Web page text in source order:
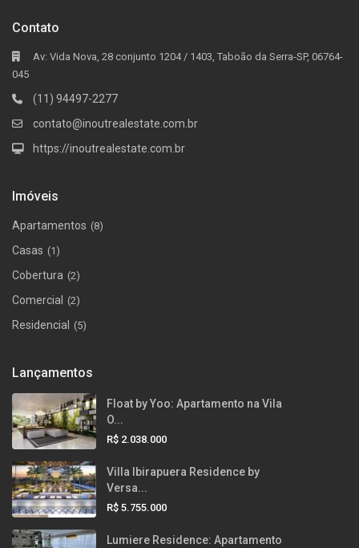
Contato
Av: Vida Nova, 28 conjunto 1204 / 1403, Taboão da Serra-SP, 06764-
045
(11) 94497-2277
contato@inoutrealestate.com.br
https://inoutrealestate.com.br
Imóveis
Apartamentos (8)
Casas (1)
Cobertura (2)
Comercial (2)
Residencial (5)
Lançamentos
Float by Yoo: Apartamento na Vila
O...
R$ 2.038.000
Villa Ibirapuera Residence by
Versa...
R$ 5.755.000
Lumiere Residence: Apartamento